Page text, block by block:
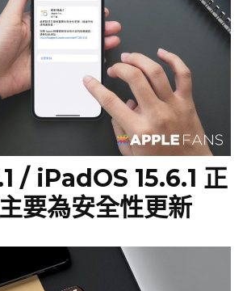
/ iPadOS 15.6.1 正
要為安全性更新